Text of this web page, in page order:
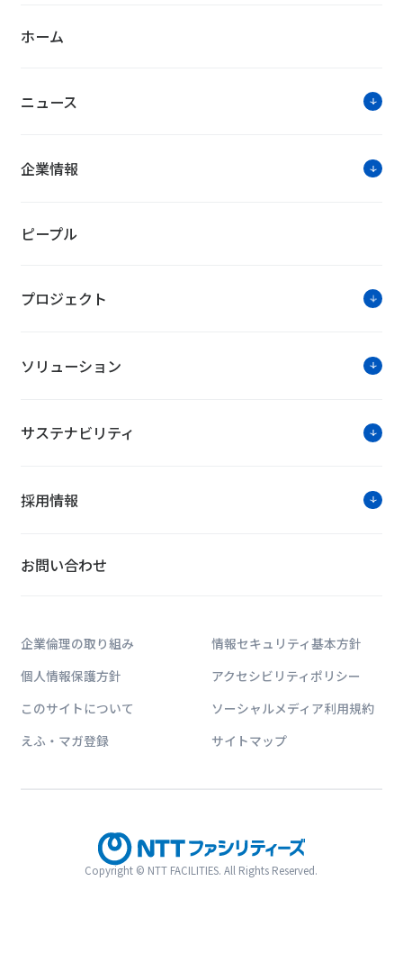
ホーム
ニュース
企業情報
ピープル
プロジェクト
ソリューション
サステナビリティ
採用情報
お問い合わせ
企業倫理の取り組み
情報セキュリティ基本方針
個人情報保護方針
アクセシビリティポリシー
このサイトについて
ソーシャルメディア利用規約
えふ・マガ登録
サイトマップ
Copyright © NTT FACILITIES. All Rights Reserved.